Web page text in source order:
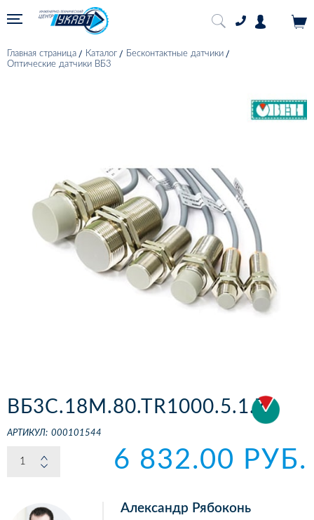
Главная страница Каталог
Бесконтактные датчики
Оптические датчики ВБ3
ВБ3С.18М.80.ТR1000.5.1.Z
АРТИКУЛ: 000101544
6 832.00 РУБ.
Александр Рябоконь